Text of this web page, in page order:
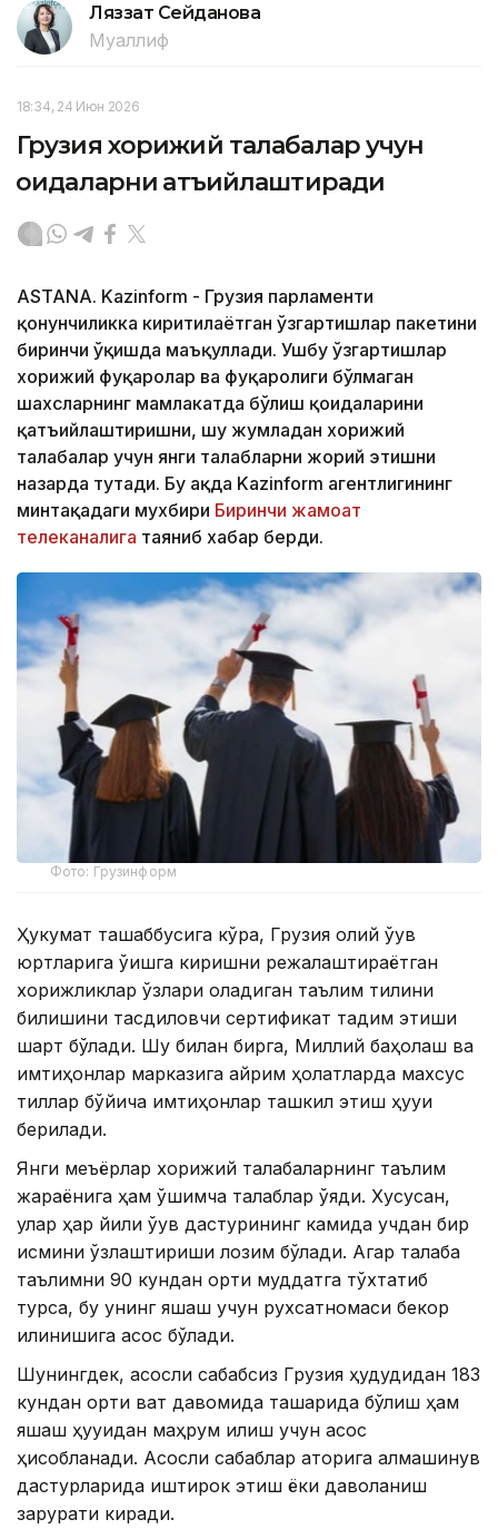
Ляззат Сейданова
Муаллиф
18:34, 24 Июн 2026
Грузия хорижий талабалар учун
қоидаларни қатъийлаштиради
ASTANA. Kazinform - Грузия парламенти
қонунчиликка киритилаётган ўзгартишлар пакетини
биринчи ўқишда маъқуллади. Ушбу ўзгартишлар
хорижий фуқаролар ва фуқаролиги бўлмаган
шахсларнинг мамлакатда бўлиш қоидаларини
қатъийлаштиришни, шу жумладан хорижий
талабалар учун янги талабларни жорий этишни
назарда тутади. Бу ҳақда Kazinform агентлигининг
минтақадаги мухбири Биринчи жамоат
телеканалига таяниб хабар берди.
Фото: Грузинформ
Ҳукумат ташаббусига кўра, Грузия олий ўқув
юртларига ўқишга киришни режалаштираётган
хорижликлар ўзлари оладиган таълим тилини
билишини тасдиқловчи сертификат тақдим этиши
шарт бўлади. Шу билан бирга, Миллий баҳолаш ва
имтиҳонлар марказига айрим ҳолатларда махсус
тиллар бўйича имтиҳонлар ташкил этиш ҳуқуқи
берилади.
Янги меъёрлар хорижий талабаларнинг таълим
жараёнига ҳам қўшимча талаблар қўяди. Хусусан,
улар ҳар йили ўқув дастурининг камида учдан бир
қисмини ўзлаштириши лозим бўлади. Агар талаба
таълимни 90 кундан ортиқ муддатга тўхтатиб
турса, бу унинг яшаш учун рухсатномаси бекор
қилинишига асос бўлади.
Шунингдек, асосли сабабсиз Грузия ҳудудидан 183
кундан ортиқ вақт давомида ташқарида бўлиш ҳам
яшаш ҳуқуқидан маҳрум қилиш учун асос
ҳисобланади. Асосли сабаблар қаторига алмашинув
дастурларида иштирок этиш ёки даволаниш
зарурати киради.